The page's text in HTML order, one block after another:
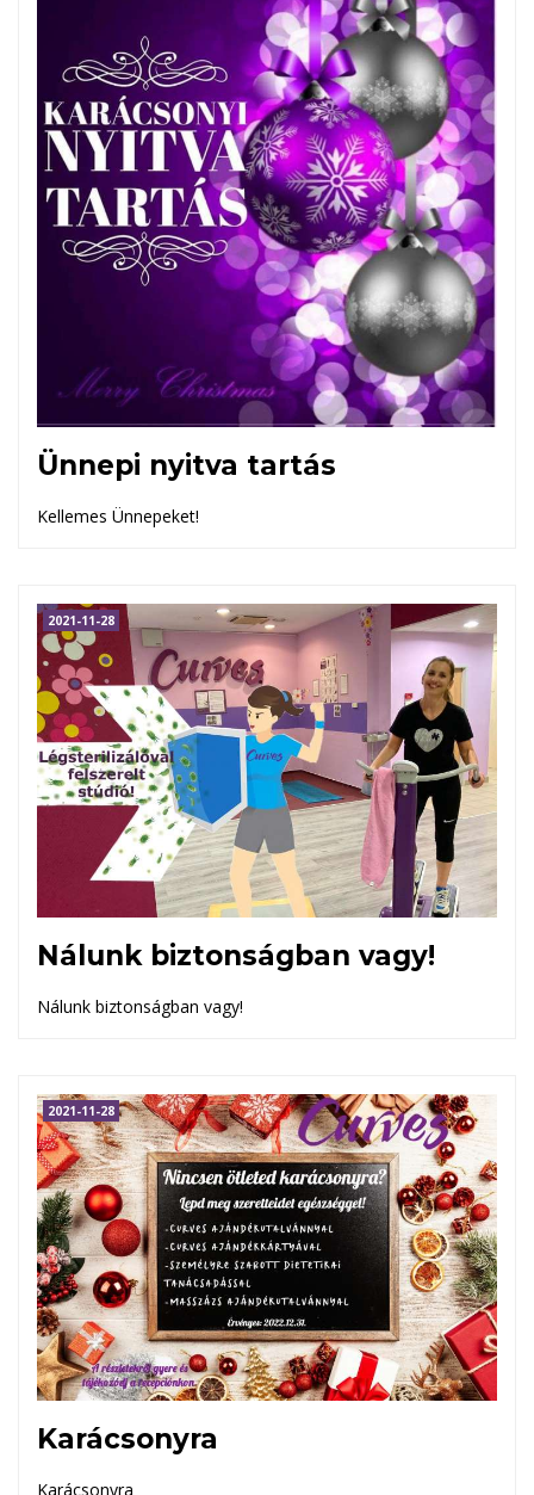
Ünnepi nyitva tartás
Kellemes Ünnepeket!
2021-11-28
Nálunk biztonságban vagy!
Nálunk biztonságban vagy!
2021-11-28
Karácsonyra
Karácsonyra